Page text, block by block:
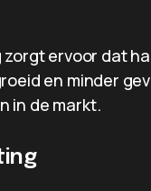
zorgt ervoor dat
en minder
in de markt.